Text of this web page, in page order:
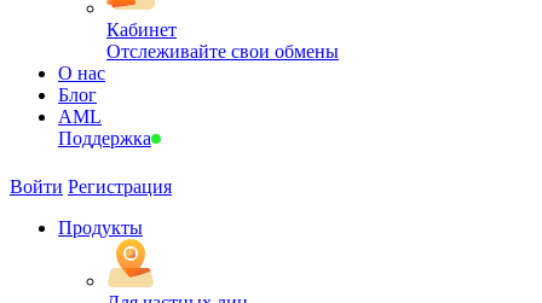
Кабинет
Отслеживайте свои обмены
О нас
Блог
AML
Поддержка
Войти Регистрация
Продукты